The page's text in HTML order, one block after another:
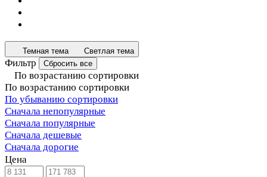
Темная тема Светлая тема
Фильтр Сбросить все
По возрастанию сортировки
По возрастанию сортировки
По убыванию сортировки
Сначала непопулярные
Сначала популярные
Сначала дешевые
Сначала дорогие
Цена